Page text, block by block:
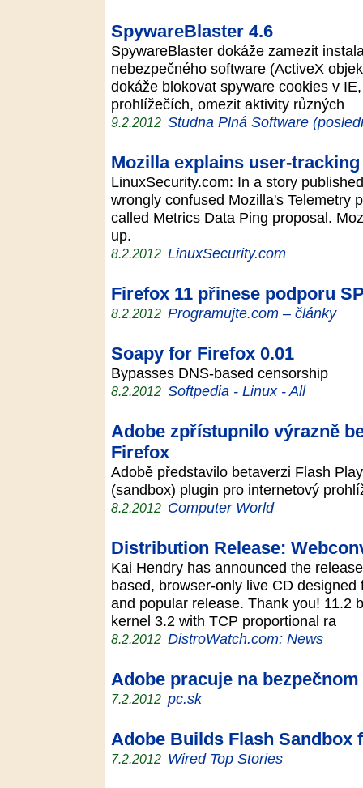
SpywareBlaster 4.6
SpywareBlaster dokáže zamezit
nebezpečného software (ActiveX
dokáže blokovat spyware cookies v
prohlížečích, omezit aktivity různých
9.2.2012 Studna Plná Software
Mozilla explains user-
LinuxSecurity.com: In a story
wrongly confused Mozilla's Telemetry
called Metrics Data Ping proposal.
up.
8.2.2012 LinuxSecurity.com
Firefox 11 přinese podporu
8.2.2012 Programujte.com – články
Soapy for Firefox 0.01
Bypasses DNS-based censorship
8.2.2012 Softpedia - Linux - All
Adobe zpřístupnilo výrazně
Firefox
Adobě představilo betaverzi Flash
(sandbox) plugin pro internetový
8.2.2012 Computer World
Distribution Release:
Kai Hendry has announced the
based, browser-only live CD
and popular release. Thank you! 11.2
kernel 3.2 with TCP proportional ra
8.2.2012 DistroWatch.com: News
Adobe pracuje na
7.2.2012 pc.sk
Adobe Builds Flash Sandbox
7.2.2012 Wired Top Stories